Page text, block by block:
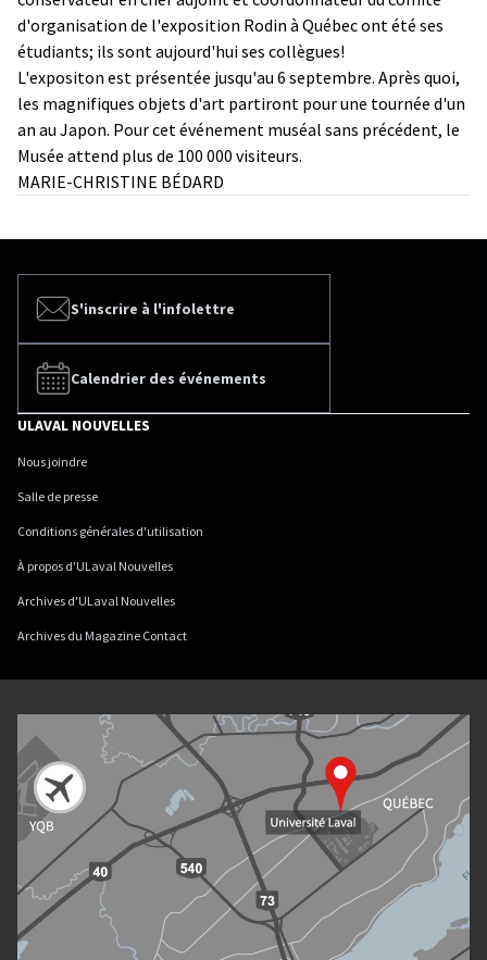
d'organisation de l'exposition Rodin à Québec ont été ses
étudiants; ils sont aujourd'hui ses collègues!
L'expositon est présentée jusqu'au 6 septembre. Après quoi,
les magnifiques objets d'art partiront pour une tournée d'un
an au Japon. Pour cet événement muséal sans précédent, le
Musée attend plus de 100 000 visiteurs.
MARIE-CHRISTINE BÉDARD
S'inscrire à l'infolettre
Calendrier des événements
ULAVAL NOUVELLES
Nous joindre
Salle de presse
Conditions générales d'utilisation
À propos d'ULaval Nouvelles
Archives d'ULaval Nouvelles
Archives du Magazine Contact